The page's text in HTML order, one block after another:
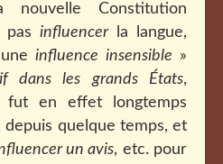
nouvelle Constitution
pas influencerla langue,
uneinfluence insensible »
dans les grands États,
fut en effet longtemps
depuis quelque temps, et
un avis, etc. pour